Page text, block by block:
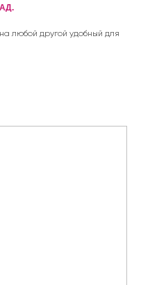
любой другой удобный для